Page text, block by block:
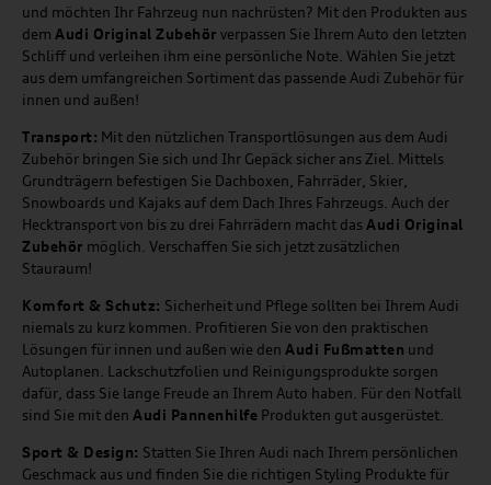
und möchten Ihr Fahrzeug nun nachrüsten? Mit den Produkten aus
dem Audi Original Zubehör verpassen Sie Ihrem Auto den letzten
Schliff und verleihen ihm eine persönliche Note. Wählen Sie jetzt
aus dem umfangreichen Sortiment das passende Audi Zubehör für
innen und außen!
Transport: Mit den nützlichen Transportlösungen aus dem Audi
Zubehör bringen Sie sich und Ihr Gepäck sicher ans Ziel. Mittels
Grundträgern befestigen Sie Dachboxen, Fahrräder, Skier,
Snowboards und Kajaks auf dem Dach Ihres Fahrzeugs. Auch der
Hecktransport von bis zu drei Fahrrädern macht das Audi Original
Zubehör möglich. Verschaffen Sie sich jetzt zusätzlichen
Stauraum!
Komfort & Schutz: Sicherheit und Pflege sollten bei Ihrem Audi
niemals zu kurz kommen. Profitieren Sie von den praktischen
Lösungen für innen und außen wie den Audi Fußmatten und
Autoplanen. Lackschutzfolien und Reinigungsprodukte sorgen
dafür, dass Sie lange Freude an Ihrem Auto haben. Für den Notfall
sind Sie mit den Audi Pannenhilfe Produkten gut ausgerüstet.
Sport & Design: Statten Sie Ihren Audi nach Ihrem persönlichen
Geschmack aus und finden Sie die richtigen Styling Produkte für